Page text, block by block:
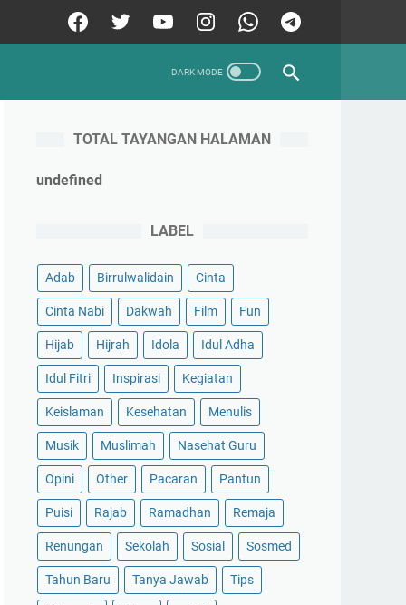
TOTAL TAYANGAN HALAMAN
undefned
LABEL
Adab Birrulwalidain Cinta
Cinta Nabi Dakwah Film Fun
Hijab Hijrah Idola Idul Adha
Idul Fitri Inspirasi Kegiatan
Keislaman Kesehatan Menulis
Musik Muslimah Nasehat Guru
Opini Other Pacaran Pantun
Puisi Rajab Ramadhan Remaja
Renungan Sekolah Sosial Sosmed
Tahun Baru Tanya Jawab Tips